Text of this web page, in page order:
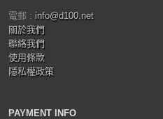
電郵 : info@d100.net
關於我們
聯絡我們
使用條款
隱私權政策
PAYMENT INFO